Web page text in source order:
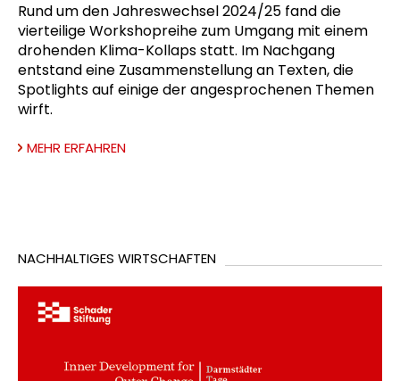
Rund um den Jahreswechsel 2024/25 fand die
vierteilige Workshopreihe zum Umgang mit einem
drohenden Klima-Kollaps statt. Im Nachgang
entstand eine Zusammenstellung an Texten, die
Spotlights auf einige der angesprochenen Themen
wirft.
MEHR ERFAHREN
NACHHALTIGES WIRTSCHAFTEN